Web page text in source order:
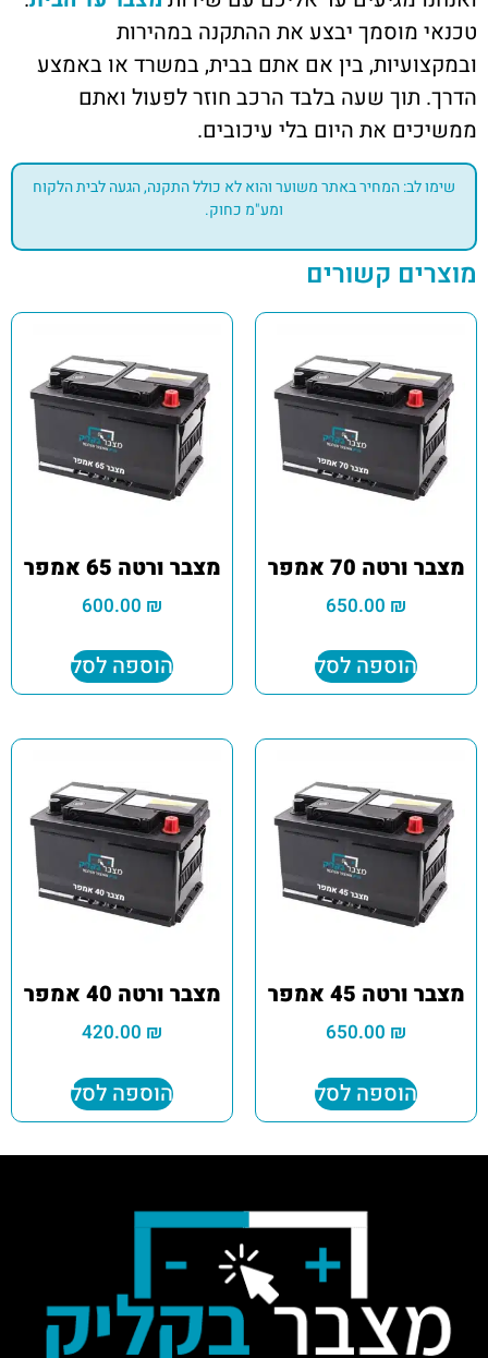
טכנאי מוסמך יבצע את ההתקנה במהירות
ובמקצועיות, בין אם אתם בבית, במשרד או באמצע
הדרך. תוך שעה בלבד הרכב חוזר לפעול ואתם
ממשיכים את היום בלי עיכובים.
שימו לב: המחיר באתר משוער והוא לא כולל התקנה, הגעה לבית הלקוח
ומע"מ כחוק.
מוצרים קשורים
מצבר ורטה 70 אמפר
650.00 ₪
הוספה לסל
מצבר ורטה 65 אמפר
600.00 ₪
הוספה לסל
מצבר ורטה 45 אמפר
650.00 ₪
הוספה לסל
מצבר ורטה 40 אמפר
420.00 ₪
הוספה לסל